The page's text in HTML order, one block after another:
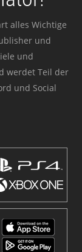
alles Wichtige
und
und
werdet Teil der
und Social